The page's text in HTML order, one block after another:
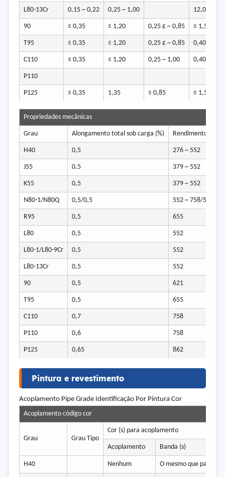
L80-13Cr 0,15 ~ 0,22 0,25 ~ 1,00 12,0 ~ 14,0
90 ≤ 0,35 ≤ 1,20 0,25 £ ~ 0,85 ≤ 1,50
T95 ≤ 0,35 ≤ 1,20 0,25 £ ~ 0,85 0,40 ~ 1,50
C110 ≤ 0,35 ≤ 1,20 0,25 ~ 1,00 0,40 ~ 0,15
P110
P125 ≤ 0,35 1,35 ≤ 0,85 ≤ 1,50
Propriedades mecânicas
Grau Alongamento total sob carga (%) Rendimento
H40 0,5 276 ~ 552
J55 0,5 379 ~ 552
K55 0,5 379 ~ 552
N80-1/N80Q 0,5/0,5 552 ~ 758/552 ~
R95 0,5 655
L80 0,5 552
L80-1/L80-9Cr 0,5 552
L80-13Cr 0,5 552
90 0,5 621
T95 0,5 655
C110 0,7 758
P110 0,6 758
P125 0,65 862
Pintura e revestimento
Acoplamento Pipe Grade Identificação Por Pintura Cor
Acoplamento código cor
Grau Grau Tipo
Cor (s) para acoplamento
Acoplamento Banda (s)
H40 Nenhum O mesmo que para a